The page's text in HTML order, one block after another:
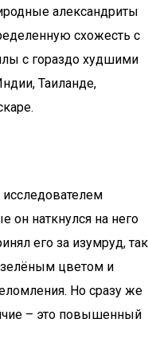
александриты
схожесть с
с гораздо худшими
Таиланде,
наткнулся на него
его за изумруд, так
зелёным цветом и
Но сразу же
– это повышенный